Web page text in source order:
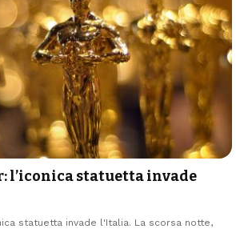
l’iconica statuetta invade
statuetta invade l'Italia. La scorsa notte,